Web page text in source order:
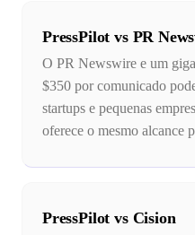
PressPilot vs PR
O PR Newswire e um
$350 por comunicado
startups e pequenas
oferece o mesmo alcance
PressPilot vs Cision